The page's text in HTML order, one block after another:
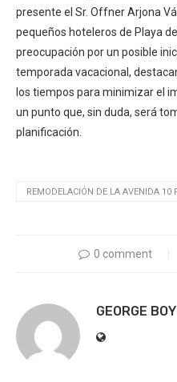
presente el Sr. Offner Arjona
pequeños hoteleros de Playa
preocupación por un posible
temporada vacacional,
los tiempos para minimizar el
un punto que, sin duda, será
planificación.
REMODELACIÓN DE LA AVENIDA 10
0 comment
GEORGE BOY